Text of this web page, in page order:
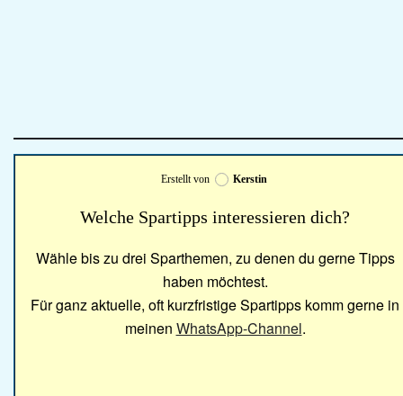
Erstellt von Kerstin
Welche Spartipps interessieren dich?
Wähle bis zu drei Sparthemen, zu denen du gerne Tipps
haben möchtest.
Für ganz aktuelle, oft kurzfristige Spartipps komm gerne in
meinen WhatsApp-Channel.